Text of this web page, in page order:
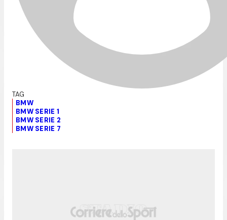
BMW
BMW SERIE 1
BMW SERIE 2
BMW SERIE 7